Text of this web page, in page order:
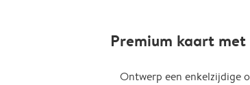
Premium kaart
Ontwerp een enkelzijdige